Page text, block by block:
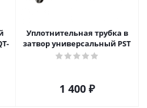
Уплотнительная трубка в
затвор универсальный PST
1 400 ₽